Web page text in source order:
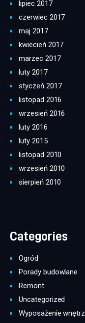
lipiec 2017
czerwiec 2017
maj 2017
kwiecień 2017
marzec 2017
luty 2017
styczeń 2017
listopad 2016
wrzesień 2016
luty 2016
luty 2015
listopad 2010
wrzesień 2010
sierpień 2010
Categories
Ogród
Porady budowlane
Remont
Uncategorized
Wyposażenie wnętrz